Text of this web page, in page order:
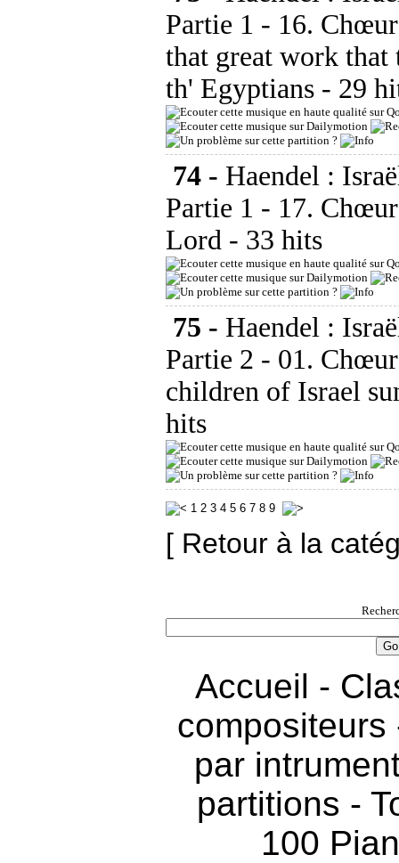
Partie 1 - 16.
that great work
th' Egyptians - 29
74 - Haendel :
Partie 1 - 17.
Lord - 33 hits
75 - Haendel :
Partie 2 - 01.
children of Israel
hits
1 2 3 4 5 6 7 8 9
[ Retour à la
Accueil -
compositeurs
par
partitions -
100